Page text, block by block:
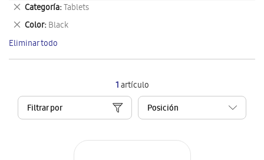
1artículo
Filtrar por
Categoría Tablets
Eliminar
este
artículo
Color Black
Eliminar
este
artículo
Eliminar todo